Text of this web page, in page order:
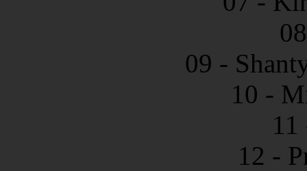
09 -
10 -
11
12 -